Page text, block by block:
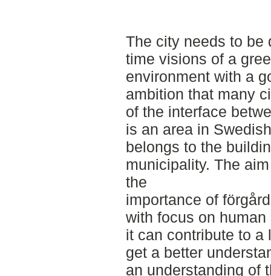
The city needs to be
time visions of a
environment with a
ambition that many
of the interface
is an area in
belongs to the
municipality. The
the
importance of
with focus on
it can contribute to a
get a better
an understanding of